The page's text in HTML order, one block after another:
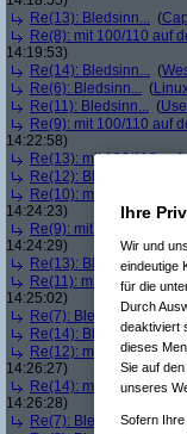
Re(13): Bledsinn... (
Re(8): mit 100/110 auf
14:19:53)
Re(14): Bledsinn... (
Re(6): Bledsinn... (
Re(11): Bledsinn... (
Re(9): mit 100/110 auf
14:22:58)
Re(13): mit 100/110
Re(12): Bledsinn...
Re(10): mit 100/110
14:24:23)
Re(9): mit 100/110 auf
14:24:29)
Re(13): Bledsinn...(
Re(11): mit 100/110
14:25:02)
Re(7): Bledsinn... (West
Re(14): Bledsinn...(
Re(12): mit 100/110
14:26:27)
Re(14): mit 100/110
14:26:28)
Re(7): Bledsinn...(
Ihre
Wir und
eindeutige
für die
Durch
deaktiviert
dieses
Sie auf
unseres
Sofern